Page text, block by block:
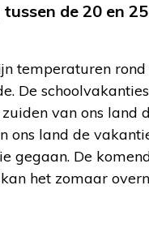
de 20 en
temperaturen
De
van ons land
land de
gegaan. De
het zomaar